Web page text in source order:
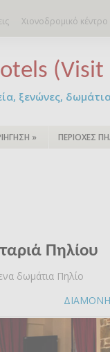
Χιονοδρομικό
(Visit
ξενώνες,
» ΠΕΡΙΟΧΕΣ
Πηλίου
δωμάτια Πηλίο
ΔΙΑΜΟΝΗ